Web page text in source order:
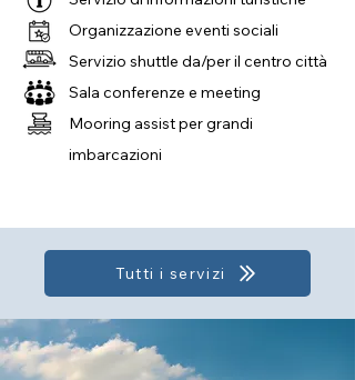
Organizzazione eventi sociali
Servizio shuttle da/per il centro città
Sala conferenze e meeting
Mooring assist per grandi
imbarcazioni
Tutti i servizi